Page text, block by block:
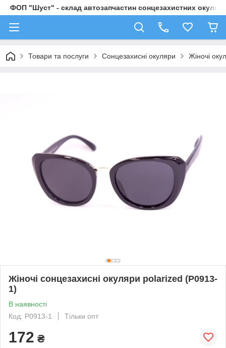
ФОП "Шуст" - склад автозапчастин сонцезахистних
Товари та послуги Сонцезахисні окуляри Жіночі
Жіночі сонцезахисні окуляри polarized (Р0913-
1)
В наявності
Код: P0913-1
Тільки опт
172 ₴